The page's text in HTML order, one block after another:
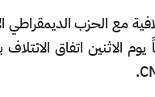
مع الحزب الديمقراطي
يوم الاثنين اتفاق